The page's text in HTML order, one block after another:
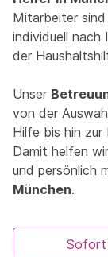
Mitarbeiter
individuell nach
der
Unser
von der
Hilfe bis hin zur
Damit helfen
und persönlich
München.
Sofort